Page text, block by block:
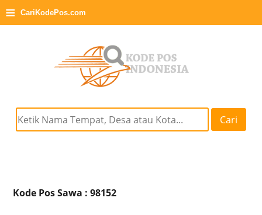
≡ CariKodePos.com
Cari
Kode Pos Sawa : 98152